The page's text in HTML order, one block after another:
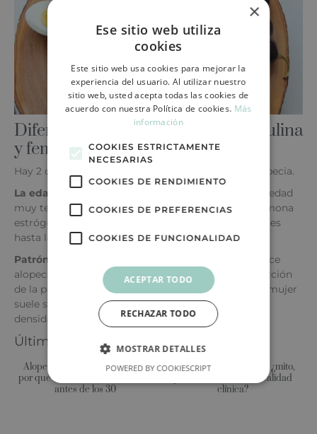
Diferencias entre la alopecia masculina
y femenina
Hay 2 diferencias básicas; la edad y el patrón de alopecia.
La edad
: El hombre empieza a perder el pelo a una edad
muy temprana respecto a la mujer, debido a la hormona
estrógeno femenina que mantiene el pelo las mujeres
hasta la menopausia.
Patrón de alopecia:
Generalmente el hombre padece
alopecia incipiente, es decir, empieza con una retracción
de la primera línea y pronunciación de entradas. La mujer
suele sufrir una debilitación, por lo tanto, falta de
densidad.
Últimos posts:
Alopecia en hombres jóvenes:
por qué cada vez más consultan
antes de los 30
Clonación capilar 2026: ¿mito,
promesa científica o realidad
clínica?
×
Ese sitio web utiliza
cookies
Este sitio web usa cookies para mejorar la
experiencia del usuario. Al utilizar nuestro
sitio web, usted acepta todas las cookies de
acuerdo con nuestra Política de cookies. Más
información
COOKIES ESTRICTAMENTE
NECESARIAS
COOKIES DE RENDIMIENTO
COOKIES DE PREFERENCIAS
COOKIES DE FUNCIONALIDAD
ACEPTAR TODO
RECHAZAR TODO
MOSTRAR DETALLES
POWERED BY COOKIESCRIPT